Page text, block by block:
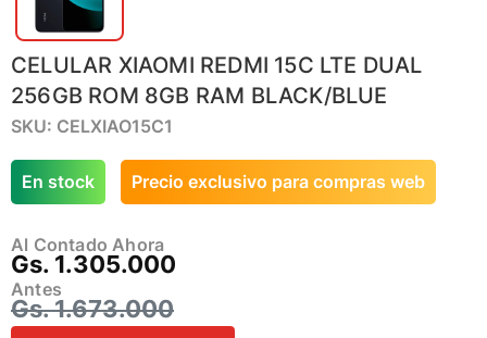
CELULAR XIAOMI REDMI 15C LTE DUAL
256GB ROM 8GB RAM BLACK/BLUE
SKU: CELXIAO15C1
En stock Precio exclusivo para compras web
Al Contado Ahora
Gs. 1.305.000
Antes
Gs. 1.673.000